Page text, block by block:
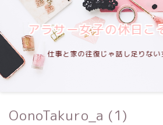
アラサー女子の休日こ
仕事と家の往復じゃ話し足りな
OonoTakuro_a (1)